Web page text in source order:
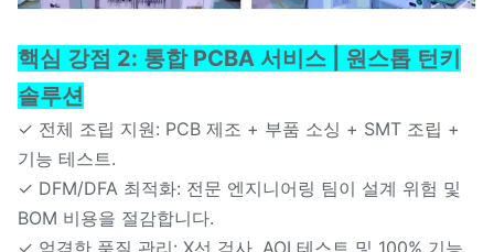
핵심 강점 2: 통합 PCBA 서비스 | 원스톱 턴키
솔루션
✓ 전체 조립 지원: PCB 제조 + 부품 소싱 + SMT 조립 +
기능 테스트.
✓ DFM/DFA 최적화: 전문 엔지니어링 팀이 설계 위험 및
BOM 비용을 절감합니다.
✓ 엄격한 품질 관리: X선 검사, AOI 테스트 및 100% 기능